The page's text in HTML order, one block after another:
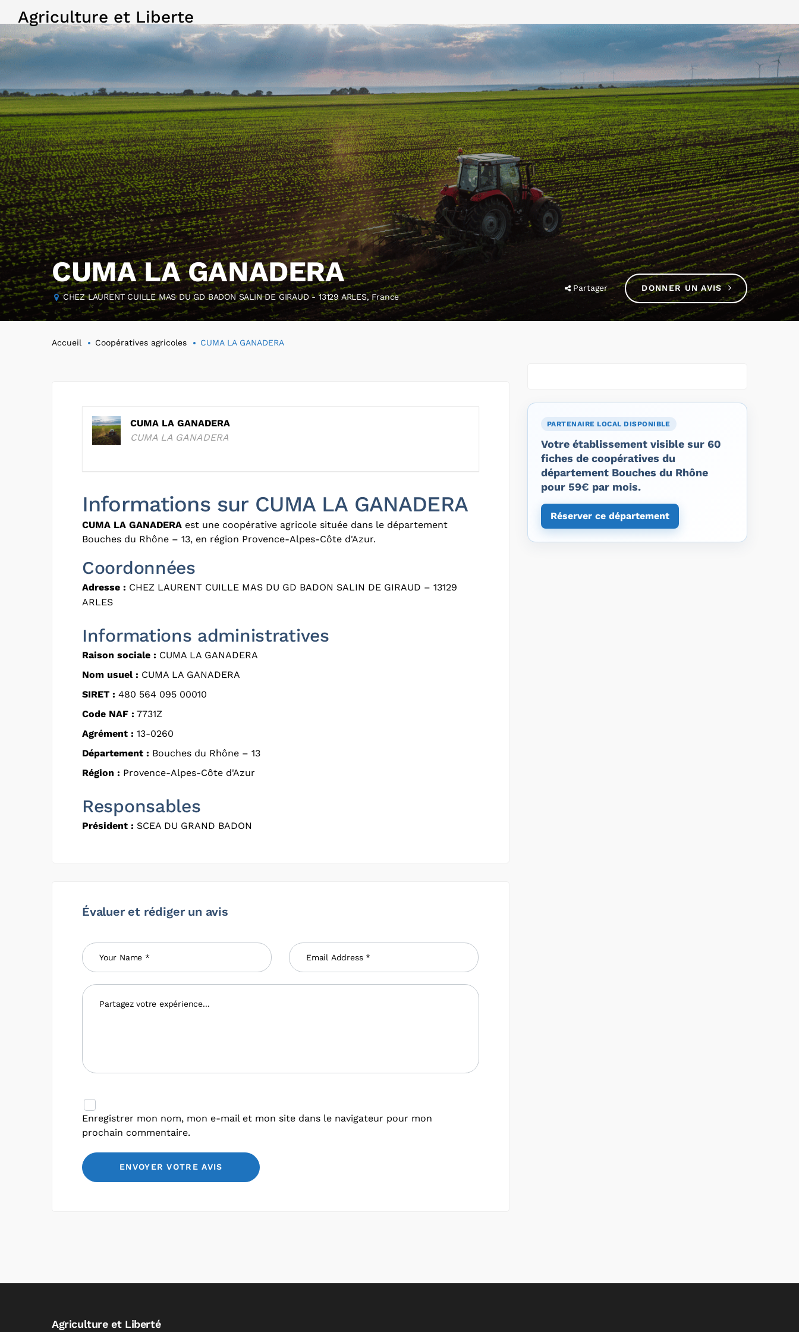
Agriculture et Liberte
CUMA LA GANADERA
CHEZ LAURENT CUILLE MAS DU GD BADON SALIN DE GIRAUD - 13129 ARLES, France
Partager DONNER UN AVIS
Accueil Coopératives agricoles CUMA LA GANADERA
CUMA LA GANADERA
CUMA LA GANADERA
Informations sur CUMA LA GANADERA
CUMA LA GANADERA est une coopérative agricole située dans le département
Bouches du Rhône – 13, en région Provence-Alpes-Côte d'Azur.
Coordonnées
Adresse : CHEZ LAURENT CUILLE MAS DU GD BADON SALIN DE GIRAUD – 13129
ARLES
Informations administratives
Raison sociale : CUMA LA GANADERA
Nom usuel : CUMA LA GANADERA
SIRET : 480 564 095 00010
Code NAF : 7731Z
Agrément : 13-0260
Département : Bouches du Rhône – 13
Région : Provence-Alpes-Côte d'Azur
Responsables
Président : SCEA DU GRAND BADON
Évaluer et rédiger un avis
Enregistrer mon nom, mon e-mail et mon site dans le navigateur pour mon
prochain commentaire.
PARTENAIRE LOCAL DISPONIBLE
Votre établissement visible sur 60
fiches de coopératives du
département Bouches du Rhône
pour 59€ par mois.
Réserver ce département
Agriculture et Liberté